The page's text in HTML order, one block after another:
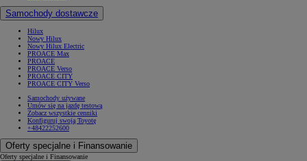
Samochody dostawcze
Hilux
Nowy Hilux
Nowy Hilux Electric
PROACE Max
PROACE
PROACE Verso
PROACE CITY
PROACE CITY Verso
Samochody używane
Umów się na jazdę testową
Zobacz wszystkie cenniki
Konfiguruj swoją Toyotę
+48422252600
Oferty specjalne i Finansowanie
Oferty specjalne i Finansowanie